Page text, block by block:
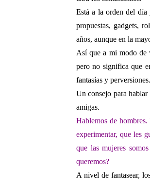
Está a la orden del día
propuestas, gadgets,
años, aunque en la
Así que a mi modo de
pero no significa que
fantasías y perversiones.
Un consejo para
amigas.
Hablemos de hombres.
experimentar, que les
que las mujeres
queremos?
A nivel de fantasear,